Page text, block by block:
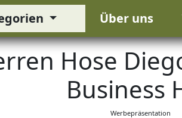
Über uns
Hose
Business
Werbepräsentation